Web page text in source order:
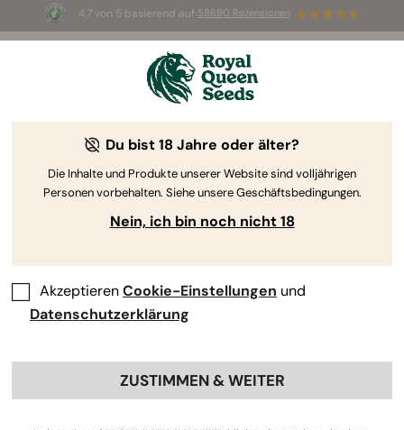
4.7 von 5 basierend auf 58690 Rezensionen
☀️ Sommer-Sale: Bis zu 50 % Rabatt
auf ausgewählte Produkte! ⏤
The RQS Blog
Du bist 18 Jahre oder älter?
Die Inhalte und Produkte unserer Website sind volljährigen
Personen vorbehalten. Siehe unsere Geschäftsbedingungen.
Nein, ich bin noch nicht 18
AkzeptierenCookie-Einstellungen und
Datenschutzerklärung
ZUSTIMMEN & WEITER